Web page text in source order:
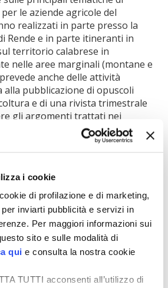
i cookie
di profilazione e di marketing,
inviarti pubblicità e servizi in
Per maggiori informazioni sui
sito e sulle modalità di
qui e consulta la nostra cookie
TUTTI acconsenti all’utilizzo di
le aziende agricole del
realizzati in parte presso la
Rende e in parte itineranti in
territorio calabrese in
nelle aree marginali (montane e
anche delle attività
pubblicazione di opuscoli
e di una rivista trimestrale
gli argomenti trattati nei
oggetto di finanziamento e una
produzione biologica.
del settore agricolo,
del settore, tramite convegni,
mirati a divulgare le
e che maggiormente
creando un fondamentale
Ricerca Scientifica e
moderno sempre più indirizzato
e la necessità di
del cambiamento